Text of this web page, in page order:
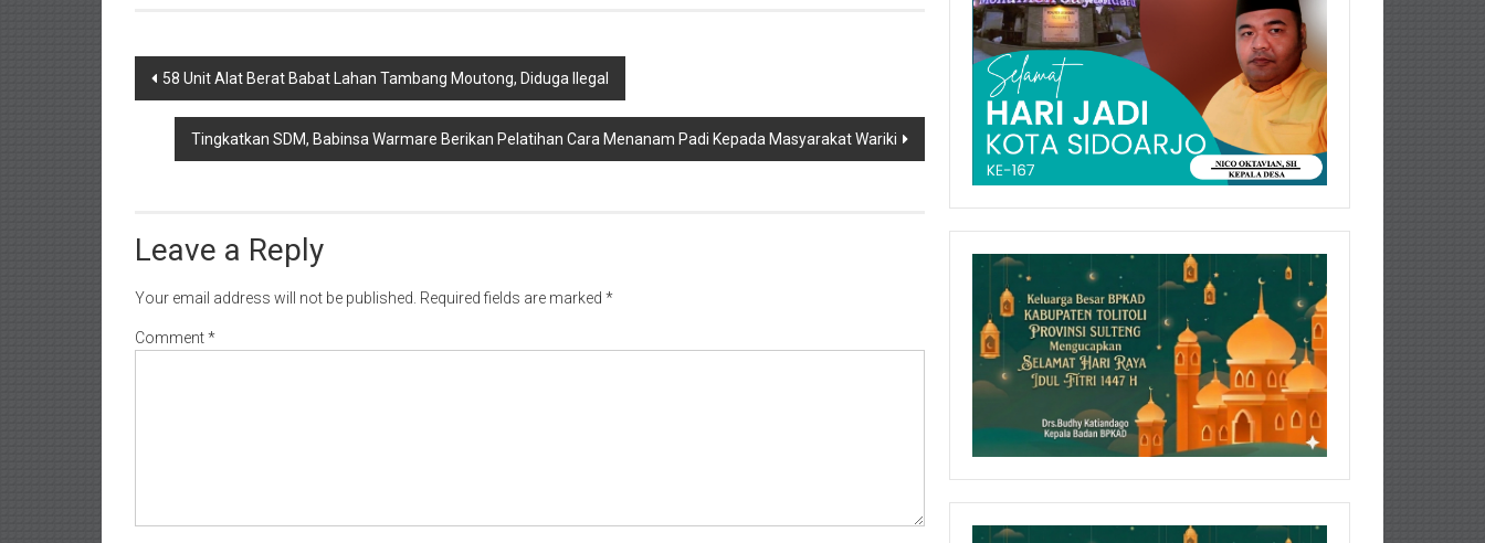
Post
navigation
58 Unit Alat Berat Babat Lahan Tambang Moutong, Diduga Ilegal
Tingkatkan SDM, Babinsa Warmare Berikan Pelatihan Cara Menanam Padi Kepada Masyarakat Wariki
Leave a Reply
Your email address will not be published. Required fields are marked *
Comment*